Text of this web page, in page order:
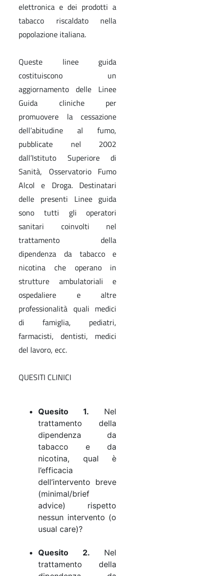
elettronica e dei prodotti a
tabacco riscaldato nella
popolazione italiana.
Queste linee guida
costituiscono un
aggiornamento delle Linee
Guida cliniche per
promuovere la cessazione
dell’abitudine al fumo,
pubblicate nel 2002
dall’Istituto Superiore di
Sanità, Osservatorio Fumo
Alcol e Droga. Destinatari
delle presenti Linee guida
sono tutti gli operatori
sanitari coinvolti nel
trattamento della
dipendenza da tabacco e
nicotina che operano in
strutture ambulatoriali e
ospedaliere e altre
professionalità quali medici
di famiglia, pediatri,
farmacisti, dentisti, medici
del lavoro, ecc.
QUESITI CLINICI
Quesito 1. Nel
trattamento della
dipendenza da
tabacco e da
nicotina, qual è
l’efficacia
dell’intervento breve
(minimal/brief
advice) rispetto
nessun intervento (o
usual care)?
Quesito 2. Nel
trattamento della